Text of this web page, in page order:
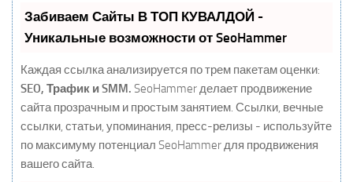
Забиваем Сайты В ТОП КУВАЛДОЙ -
Уникальные возможности от SeoHammer
Каждая ссылка анализируется по трем пакетам оценки:
SEO, Трафик и SMM. SeoHammer делает продвижение
сайта прозрачным и простым занятием. Ссылки, вечные
ссылки, статьи, упоминания, пресс-релизы - используйте
по максимуму потенциал SeoHammer для продвижения
вашего сайта.